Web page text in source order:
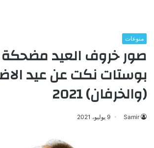
منوعات
بوستات نكت عن عيد
(والخرفان) 2021
Samir 9 يوليو، 2021